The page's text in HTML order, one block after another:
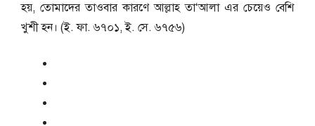
হয়, তোমাদের তাওবার কারণে আল্লাহ তা‘আলা এর চেয়েও বেশি
খুশী হন। (ই. ফা. ৬৭০১, ই. সে. ৬৭৫৬)